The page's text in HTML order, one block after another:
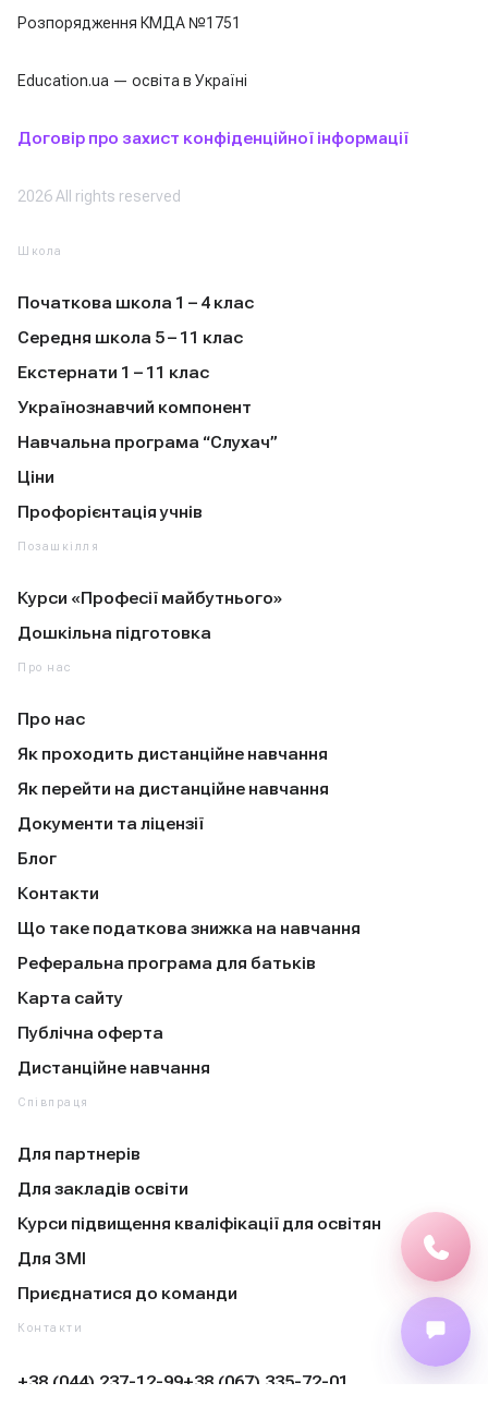
Розпорядження КМДА №1751
Education.ua — освіта в Україні
Договір про захист конфіденційної інформації
2026 All rights reserved
Школа
Початкова школа 1 – 4 клас
Середня школа 5 – 11 клас
Екстернати 1 – 11 клас
Українознавчий компонент
Навчальна програма “Слухач”
Ціни
Профорієнтація учнів
Позашкілля
Курси «Професії майбутнього»
Дошкільна підготовка
Про нас
Про нас
Як проходить дистанційне навчання
Як перейти на дистанційне навчання
Документи та ліцензії
Блог
Контакти
Що таке податкова знижка на навчання
Реферальна програма для батьків
Карта сайту
Публічна оферта
Дистанційне навчання
Співпраця
Для партнерів
Для закладів освіти
Курси підвищення кваліфікації для освітян
Для ЗМІ
Приєднатися до команди
Контакти
+38 (044) 237-12-99+38 (067) 335-72-01